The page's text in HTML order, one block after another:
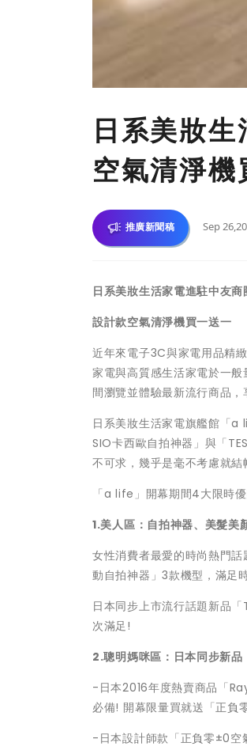
日系美妝
空氣清淨機
推廣新聞稿 Sep
日系美妝生活家電進駐中友
設計款空氣清淨機買一送一
近年來電子3C與家電用品精
家電與高質感生活家電於一
間瀏覽並體驗最新流行商品，
日系美妝生活家電旗艦館「
SIO卡西歐自拍神器」與「
不可求，幾乎是毫不考慮就結
「a life」開幕期間4大限時
1.美人區：自拍神器、美髮美
女性消費者最愛的時尚熱門
動自拍神器」3款機型，滿足
日本同步上市流行話題新品
次滿足!
2.聰明媽咪區：日本同步新
-日本2016年度熱賣商品「
必備! 開幕限量買就送「正負
-日本設計師款「正負零±0空